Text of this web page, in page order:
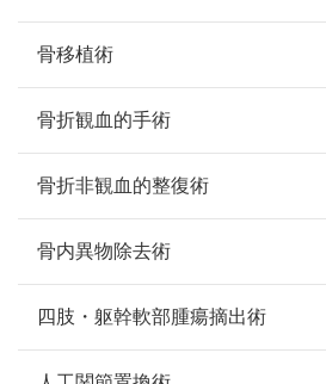
骨移植術
骨折観血的手術
骨折非観血的整復術
骨内異物除去術
四肢・躯幹軟部腫瘍摘出術